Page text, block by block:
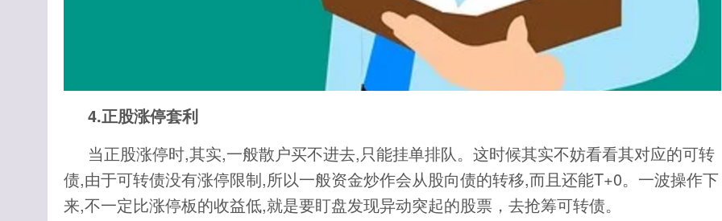
4.正股涨停套利
当正股涨停时,其实,一般散户买不进去,只能挂单排队。这时候其实不妨看看其对应的可转
债,由于可转债没有涨停限制,所以一般资金炒作会从股向债的转移,而且还能T+0。一波操作下
来,不一定比涨停板的收益低,就是要盯盘发现异动突起的股票，去抢筹可转债。